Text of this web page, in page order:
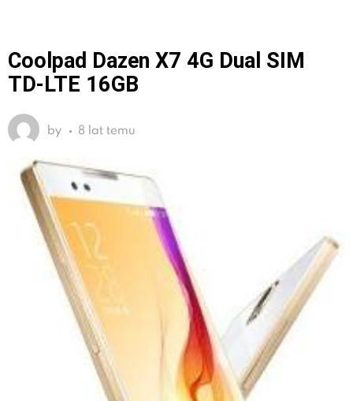
Coolpad Dazen X7 4G Dual SIM
TD-LTE 16GB
by 8 lat temu